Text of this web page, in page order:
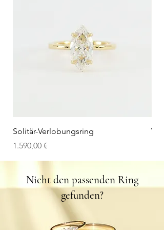
Solitär-Verlobungsring
Preis
1.590,00 €
V-
Nicht den passenden Ring
gefunden?